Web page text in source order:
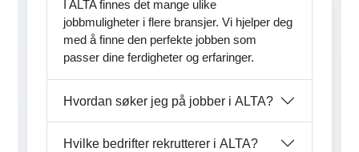
I ALTA finnes det mange ulike
jobbmuligheter i flere bransjer. Vi hjelper deg
med å finne den perfekte jobben som
passer dine ferdigheter og erfaringer.
Hvordan søker jeg på jobber i ALTA?
Hvilke bedrifter rekrutterer i ALTA?